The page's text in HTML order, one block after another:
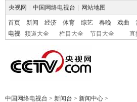
央视网 中国网络电视台 网站地图
首页 新闻 经济 体育 综艺 春晚 戏曲
电视
频道大全 栏目大全 节目大全 直
中国网络电视台 > 新闻台 > 新闻中心 >